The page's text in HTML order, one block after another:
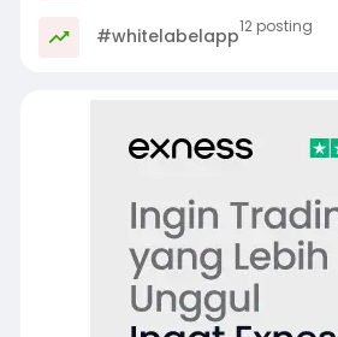
#whitelabelapp12 posting